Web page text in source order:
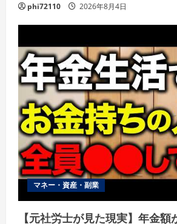
phi72110 2026年8月4日
マネー・資産・副業
【元社労士が見た現実】年金